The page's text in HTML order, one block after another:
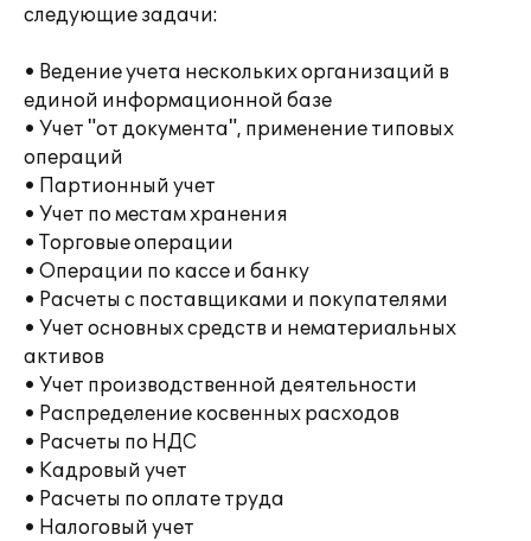
следующие задачи:
• Ведение учета нескольких организаций в
единой информационной базе
• Учет "от документа", применение типовых
операций
• Партионный учет
• Учет по местам хранения
• Торговые операции
• Операции по кассе и банку
• Расчеты с поставщиками и покупателями
• Учет основных средств и нематериальных
активов
• Учет производственной деятельности
• Распределение косвенных расходов
• Расчеты по НДС
• Кадровый учет
• Расчеты по оплате труда
• Налоговый учет